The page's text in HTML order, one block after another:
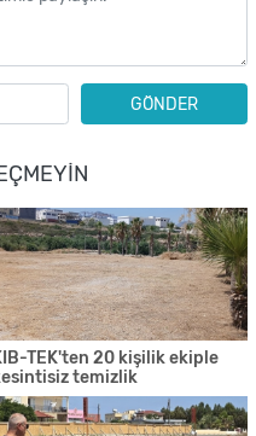
GÖNDER
TEK'ten 20 kişilik ekiple
temizlik